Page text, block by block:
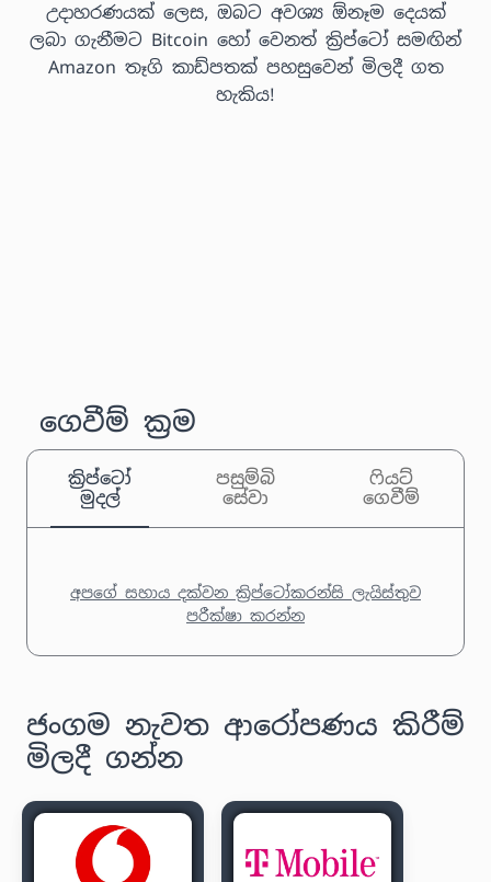
උදාහරණයක් ලෙස, ඔබට අවශ්‍ය ඕනෑම දෙයක්
ලබා ගැනීමට Bitcoin හෝ වෙනත් ක්‍රිප්ටෝ සමඟින්
Amazon තෑගි කාඩ්පතක් පහසුවෙන් මිලදී ගත
හැකිය!
ගෙවීම් ක්‍රම
ක්‍රිප්ටෝ
මුදල්
පසුම්බි
සේවා
ෆියට්
ගෙවීම්
අපගේ සහාය දක්වන ක්‍රිප්ටෝකරන්සි ලැයිස්තුව
පරීක්ෂා කරන්න
ජංගම නැවත ආරෝපණය කිරීම්
මිලදී ගන්න